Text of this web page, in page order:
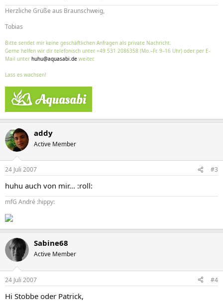
Herzliche Grüße aus Braunschweig,
Tobias
Bitte sendet mir keine geschäftlichen Anfragen als private Nachricht.
Gerne helfen wir dir telefonisch unter +49 531 2086358 (Mo.–Fr. 9–16 Uhr) oder per E-
Mail unter huhu@aquasabi.de weiter.
Lass es wachsen!
addy
Active Member
24 Juli 2007 #3
huhu auch von mir... :roll:
mfG André :hippy:
Sabine68
Active Member
24 Juli 2007 #4
Hi Stobbe oder Patrick,